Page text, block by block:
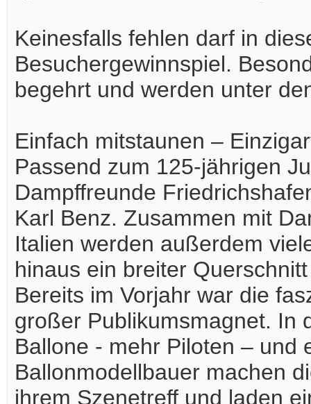
Keinesfalls fehlen darf in
Besuchergewinnspiel.
begehrt und werden unter
Einfach mitstaunen –
Passend zum 125-jährigen
Dampffreunde
Karl Benz. Zusammen mit
Italien werden außerdem
hinaus ein breiter
Bereits im Vorjahr war die
großer Publikumsmagnet. In
Ballone - mehr Piloten – und
Ballonmodellbauer machen
ihrem Szenetreff und laden